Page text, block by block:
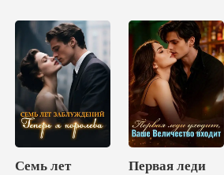
Семь лет
Первая леди